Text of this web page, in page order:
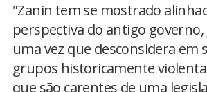
"Zanin tem se mostrado
perspectiva do antigo governo,
uma vez que desconsidera em
grupos historicamente
que são carentes de uma